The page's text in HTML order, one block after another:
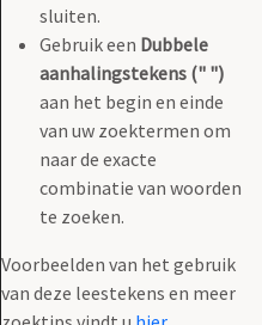
sluiten.
Gebruik een Dubbele
aanhalingstekens (" ")
aan het begin en einde
van uw zoektermen om
naar de exacte
combinatie van woorden
te zoeken.
Voorbeelden van het gebruik
van deze leestekens en meer